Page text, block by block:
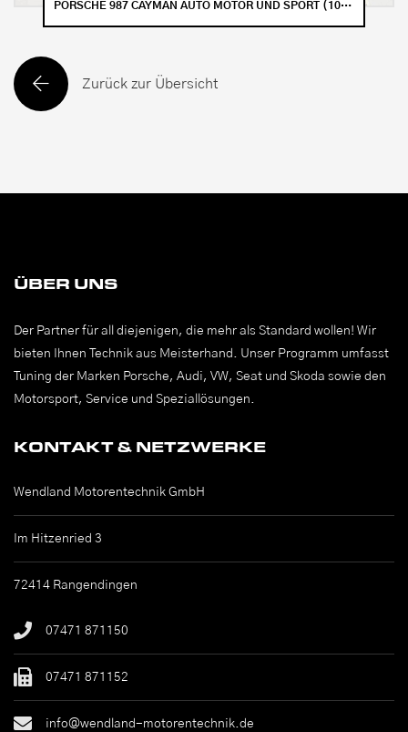
PORSCHE 987 CAYMAN AUTO MOTOR UND SPORT (10/2006)
Zurück zur Übersicht
ÜBER UNS
Der Partner für all diejenigen, die mehr als Standard wollen! Wir
bieten Ihnen Technik aus Meisterhand. Unser Programm umfasst
Tuning der Marken Porsche, Audi, VW, Seat und Skoda sowie den
Motorsport, Service und Speziallösungen.
KONTAKT & NETZWERKE
Wendland Motorentechnik GmbH
Im Hitzenried 3
72414 Rangendingen
07471 871150
07471 871152
info@wendland-motorentechnik.de